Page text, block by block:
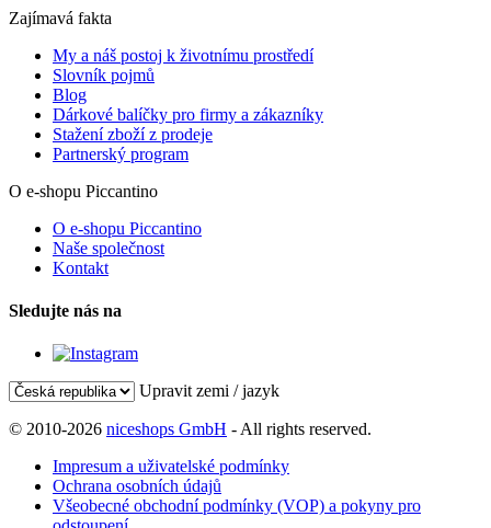
Zajímavá fakta
My a náš postoj k životnímu prostředí
Slovník pojmů
Blog
Dárkové balíčky pro firmy a zákazníky
Stažení zboží z prodeje
Partnerský program
O e-shopu Piccantino
O e-shopu Piccantino
Naše společnost
Kontakt
Sledujte nás na
Upravit zemi / jazyk
© 2010-2026 niceshops GmbH - All rights reserved.
Impresum a uživatelské podmínky
Ochrana osobních údajů
Všeobecné obchodní podmínky (VOP) a pokyny pro